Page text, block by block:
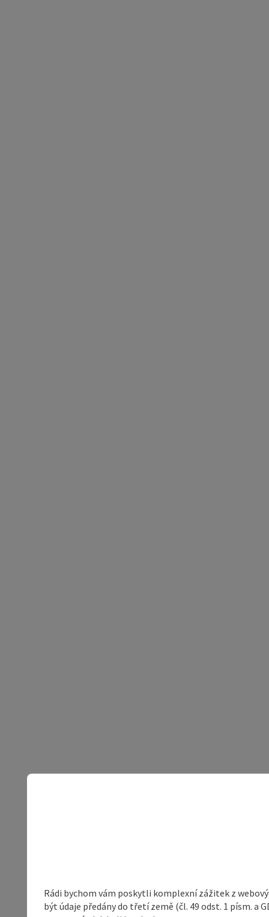
Rádi bychom vám poskytli komplexní zážitek z
být údaje předány do třetí země (čl. 49 odst. 1 písm.